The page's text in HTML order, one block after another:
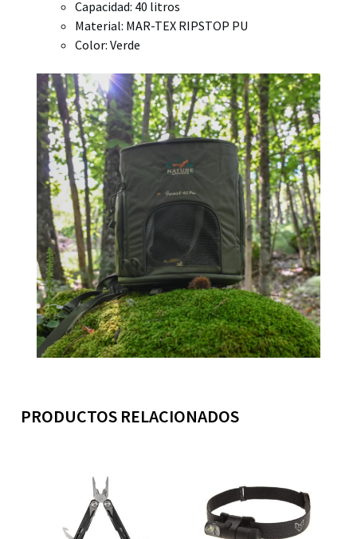
Capacidad: 40 litros
Material: MAR-TEX RIPSTOP PU
Color: Verde
PRODUCTOS RELACIONADOS